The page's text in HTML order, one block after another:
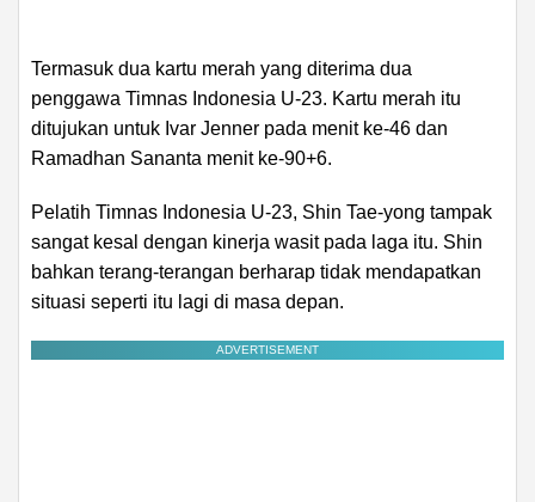
Termasuk dua kartu merah yang diterima dua
penggawa Timnas Indonesia U-23. Kartu merah itu
ditujukan untuk Ivar Jenner pada menit ke-46 dan
Ramadhan Sananta menit ke-90+6.
Pelatih Timnas Indonesia U-23, Shin Tae-yong tampak
sangat kesal dengan kinerja wasit pada laga itu. Shin
bahkan terang-terangan berharap tidak mendapatkan
situasi seperti itu lagi di masa depan.
ADVERTISEMENT